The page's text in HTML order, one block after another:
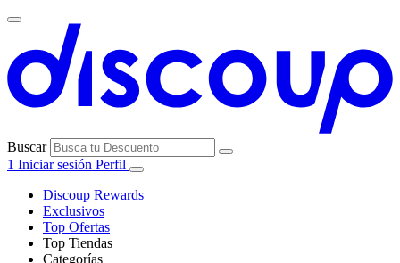
Buscar
1 Iniciar sesión Perfil
Discoup Rewards
Exclusivos
Top Ofertas
Top Tiendas
Categorías